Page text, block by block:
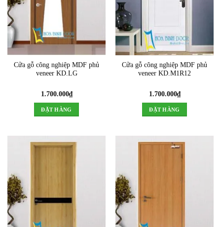
Cửa gỗ công nghiệp MDF phủ
veneer KD.LG
1.700.000₫
ĐẶT HÀNG
Cửa gỗ công nghiệp MDF phủ
veneer KD.M1R12
1.700.000₫
ĐẶT HÀNG